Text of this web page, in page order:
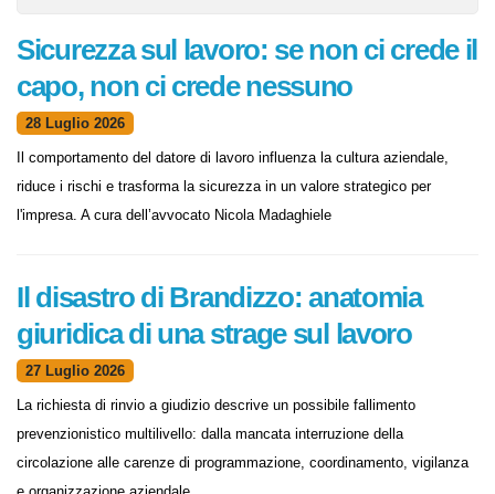
Sicurezza sul lavoro: se non ci crede il
capo, non ci crede nessuno
28 Luglio 2026
Il comportamento del datore di lavoro influenza la cultura aziendale,
riduce i rischi e trasforma la sicurezza in un valore strategico per
l'impresa. A cura dell’avvocato Nicola Madaghiele
Il disastro di Brandizzo: anatomia
giuridica di una strage sul lavoro
27 Luglio 2026
La richiesta di rinvio a giudizio descrive un possibile fallimento
prevenzionistico multilivello: dalla mancata interruzione della
circolazione alle carenze di programmazione, coordinamento, vigilanza